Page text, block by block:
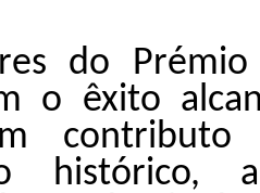
do Prémio
o êxito